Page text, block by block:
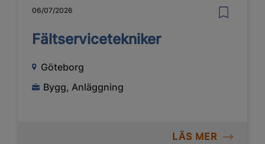
06/07/2026
Fältservicetekniker
Göteborg
Bygg, Anläggning
LÄS MER